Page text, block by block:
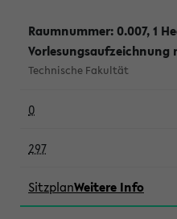
Raumnummer: 0.007, 1
Vorlesungsaufzeichnung
Technische Fakultät
0
297
SitzplanWeitere Info